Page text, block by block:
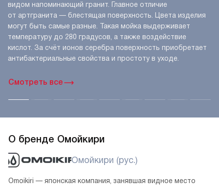
Смотреть все
видом напоминающий гранит. Главное отличие
от артгранита — блестящая поверхность. Цвета изделия
могут быть самые разные. Такая мойка выдерживает
температуру до 280 градусов, а также воздействие
кислот. За счёт ионов серебра поверхность приобретает
антибактериальные свойства и простоту в уходе.
О бренде Омойкири
Омойкири (рус.)
Omoikiri — японская компания, занявшая видное место